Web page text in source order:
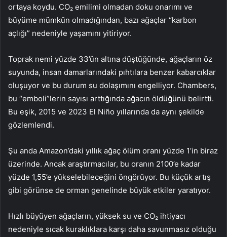
ortaya koydu. CO₂ emilimi olmadan doku onarımı ve
büyüme mümkün olmadığından, bazı ağaçlar “karbon
açlığı” nedeniyle yaşamını yitiriyor.
Toprak nemi yüzde 33’ün altına düştüğünde, ağaçların öz
suyunda, insan damarlarındaki pıhtılara benzer kabarcıklar
oluşuyor ve bu durum su dolaşımını engelliyor. Chambers,
bu “emboli”lerin sayısı arttığında ağacın öldüğünü belirtti.
Bu eşik, 2015 ve 2023 El Niño yıllarında da aynı şekilde
gözlemlendi.
Şu anda Amazon’daki yıllık ağaç ölüm oranı yüzde 1’in biraz
üzerinde. Ancak araştırmacılar, bu oranın 2100’e kadar
yüzde 1,55’e yükselebileceğini öngörüyor. Bu küçük artış
gibi görünse de orman genelinde büyük etkiler yaratıyor.
Hızlı büyüyen ağaçların, yüksek su ve CO₂ ihtiyacı
nedeniyle sıcak kuraklıklara karşı daha savunmasız olduğu